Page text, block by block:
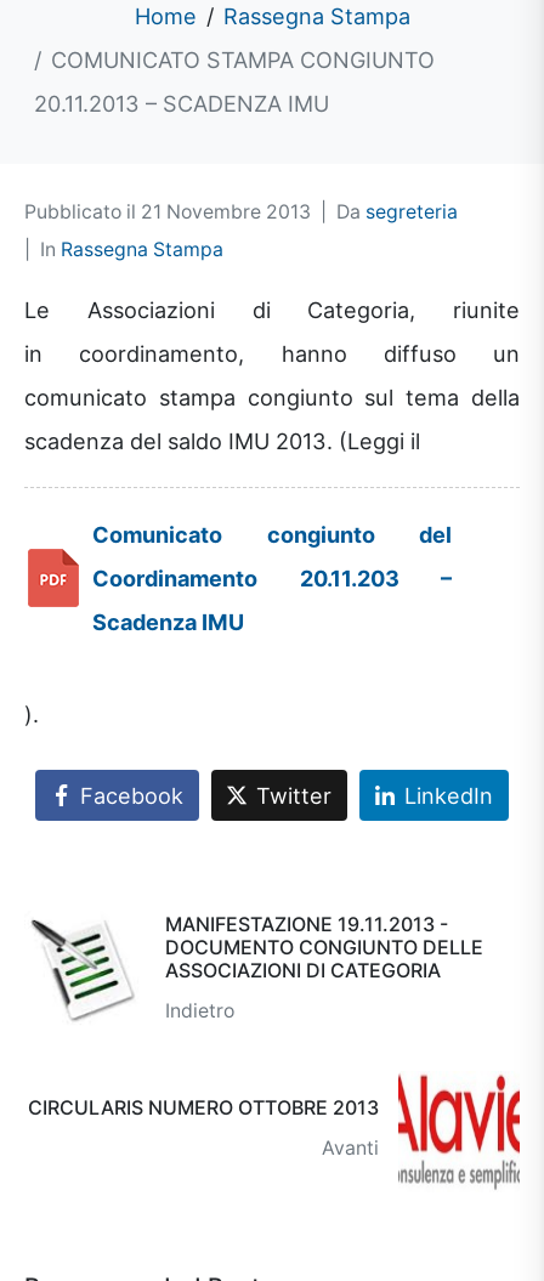
Home
Rassegna Stampa
COMUNICATO STAMPA CONGIUNTO
20.11.2013 – SCADENZA IMU
Pubblicato il 21 Novembre 2013 Da segreteria
In Rassegna Stampa
Le Associazioni di Categoria, riunite
in coordinamento, hanno diffuso un
comunicato stampa congiunto sul tema della
scadenza del saldo IMU 2013. (Leggi il
Comunicato congiunto del
Coordinamento 20.11.203 –
Scadenza IMU
).
Facebook Twitter LinkedIn
MANIFESTAZIONE 19.11.2013 -
DOCUMENTO CONGIUNTO DELLE
ASSOCIAZIONI DI CATEGORIA
Indietro
CIRCULARIS NUMERO OTTOBRE 2013
Avanti